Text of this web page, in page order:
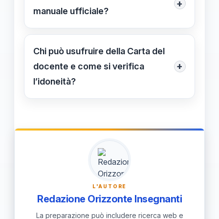
che online, presentando il codice o
pagamento autorizzate.
manuale ufficiale?
+
Il manuale fornisce istruzioni
dettagliate sulla gestione del bonus,
sulle modalità di acquisto e le regole
di utilizzo, aiutando i docenti a
Chi può usufruire della Carta del
docente e come si verifica
l’idoneità?
+
Possono usufruirne insegnanti di
delle scuole statali. È importante
verificare la propria categoria
attraverso le piattaforme ufficiali per
confermare l’eleggibilità.
L'AUTORE
Redazione Orizzonte Insegnanti
La preparazione può includere ricerca web e